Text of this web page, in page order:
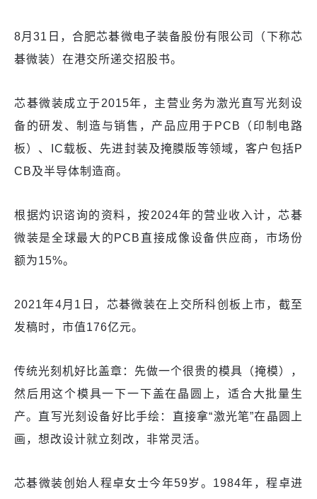
8月31日，合肥芯碁微电子装备股份有限公司（下称芯
碁微装）在港交所递交招股书。
芯碁微装成立于2015年，主营业务为激光直写光刻设
备的研发、制造与销售，产品应用于PCB（印制电路
板）、IC载板、先进封装及掩膜版等领域，客户包括P
CB及半导体制造商。
根据灼识谘询的资料，按2024年的营业收入计，芯碁
微装是全球最大的PCB直接成像设备供应商，市场份
额为15%。
2021年4月1日，芯碁微装在上交所科创板上市，截至
发稿时，市值176亿元。
传统光刻机好比盖章：先做一个很贵的模具（掩模），
然后用这个模具一下一下盖在晶圆上，适合大批量生
产。直写光刻设备好比手绘：直接拿“激光笔”在晶圆上
画，想改设计就立刻改，非常灵活。
芯碁微装创始人程卓女士今年59岁。1984年，程卓进